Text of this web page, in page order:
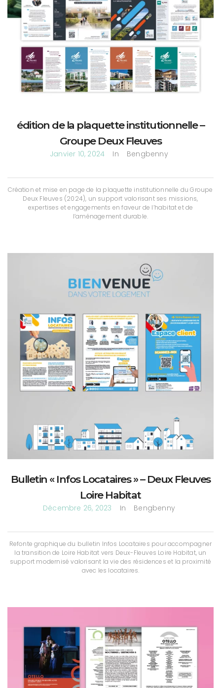
édition de la plaquette institutionnelle –
Groupe Deux Fleuves
Janvier 10, 2024 In Bengbenny
Création et mise en page de la plaquette institutionnelle du Groupe
Deux Fleuves (2024), un support valorisant ses missions,
expertises et engagements en faveur de l’habitat et de
l’aménagement durable.
Bulletin « Infos Locataires » – Deux Fleuves
Loire Habitat
Décembre 26, 2023 In Bengbenny
Refonte graphique du bulletin Infos Locataires pour accompagner
la transition de Loire Habitat vers Deux-Fleuves Loire Habitat, un
support modernisé valorisant la vie des résidences et la proximité
avec les locataires.